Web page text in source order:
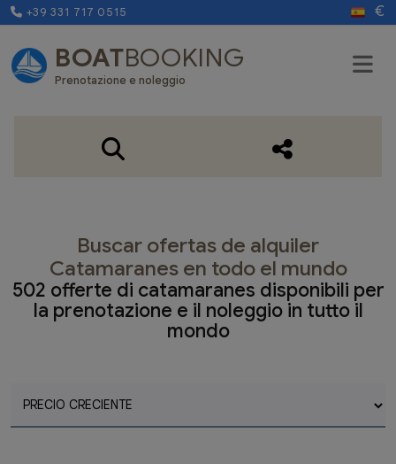
+39 331 717 0515 €
BOATBOOKING
Prenotazione e noleggio
Buscar ofertas de alquiler
Catamaranes en todo el mundo
502 offerte di catamaranes disponibili per
la prenotazione e il noleggio in tutto il
mondo